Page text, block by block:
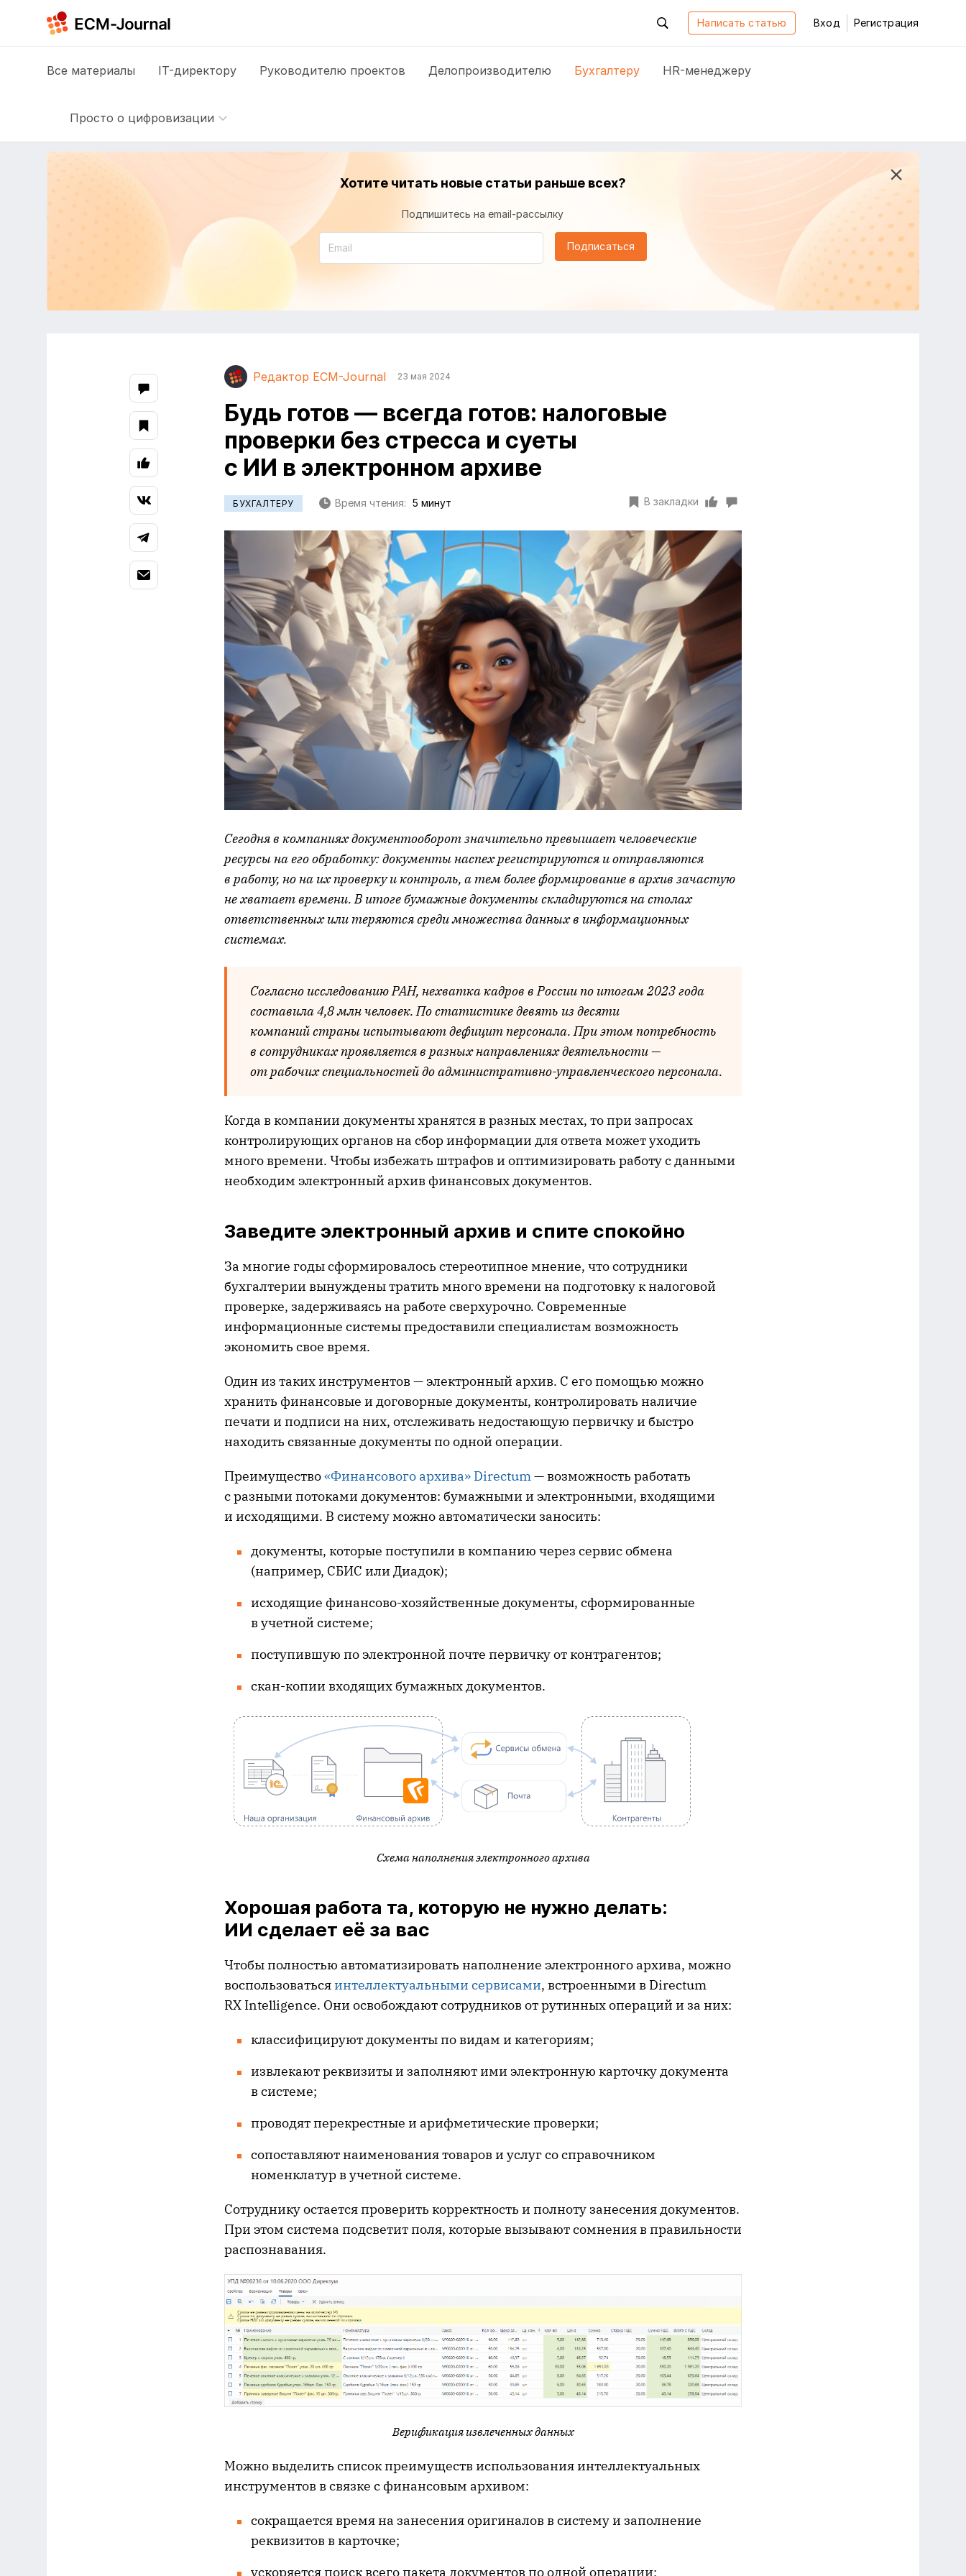
Написать статью Вход Регистрация
Все материалы IT-директору Руководителю проектов Делопроизводителю Бухгалтеру HR-менеджеру
Просто о цифровизации
Хотите читать новые статьи раньше всех?
Подпишитесь на email-рассылку
Подписаться
Редактор ECM-Journal 23 мая 2024
Будь готов — всегда готов: налоговые
проверки без стресса и суеты
с ИИ в электронном архиве
БУХГАЛТЕРУ Время чтения: 5 минут В закладки
Сегодня в компаниях документооборот значительно превышает человеческие
ресурсы на его обработку: документы наспех регистрируются и отправляются
в работу, но на их проверку и контроль, а тем более формирование в архив зачастую
не хватает времени. В итоге бумажные документы складируются на столах
ответственных или теряются среди множества данных в информационных
системах.
Согласно исследованию РАН, нехватка кадров в России по итогам 2023 года
составила 4,8 млн человек. По статистике девять из десяти
компаний страны испытывают дефицит персонала. При этом потребность
в сотрудниках проявляется в разных направлениях деятельности —
от рабочих специальностей до административно-управленческого персонала.
Когда в компании документы хранятся в разных местах, то при запросах
контролирующих органов на сбор информации для ответа может уходить
много времени. Чтобы избежать штрафов и оптимизировать работу с данными
необходим электронный архив финансовых документов.
Заведите электронный архив и спите спокойно
За многие годы сформировалось стереотипное мнение, что сотрудники
бухгалтерии вынуждены тратить много времени на подготовку к налоговой
проверке, задерживаясь на работе сверхурочно. Современные
информационные системы предоставили специалистам возможность
экономить свое время.
Один из таких инструментов — электронный архив. С его помощью можно
хранить финансовые и договорные документы, контролировать наличие
печати и подписи на них, отслеживать недостающую первичку и быстро
находить связанные документы по одной операции.
Преимущество«Финансового архива» Directum— возможность работать
с разными потоками документов: бумажными и электронными, входящими
и исходящими. В систему можно автоматически заносить:
документы, которые поступили в компанию через сервис обмена
(например, СБИС или Диадок);
исходящие финансово-хозяйственные документы, сформированные
в учетной системе;
поступившую по электронной почте первичку от контрагентов;
скан-копии входящих бумажных документов.
Схема наполнения электронного архива
Хорошая работа та, которую не нужно делать:
ИИ сделает её за вас
Чтобы полностью автоматизировать наполнение электронного архива, можно
воспользоваться интеллектуальными сервисами, встроенными в Directum
RX Intelligence. Они освобождают сотрудников от рутинных операций и за них:
классифицируют документы по видам и категориям;
извлекают реквизиты и заполняют ими электронную карточку документа
в системе;
проводят перекрестные и арифметические проверки;
сопоставляют наименования товаров и услуг со справочником
номенклатур в учетной системе.
Сотруднику остается проверить корректность и полноту занесения документов.
При этом система подсветит поля, которые вызывают сомнения в правильности
распознавания.
Верификация извлеченных данных
Можно выделить список преимуществ использования интеллектуальных
инструментов в связке с финансовым архивом:
сокращается время на занесения оригиналов в систему и заполнение
реквизитов в карточке;
ускоряется поиск всего пакета документов по одной операции;